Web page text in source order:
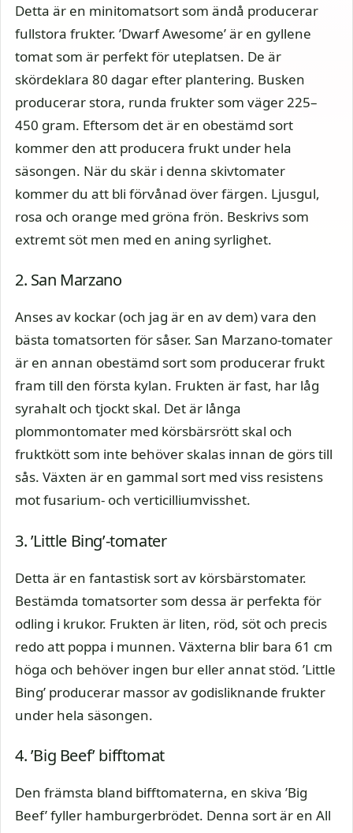
Detta är en minitomatsort som ändå producerar
fullstora frukter. ’Dwarf Awesome’ är en gyllene
tomat som är perfekt för uteplatsen. De är
skördeklara 80 dagar efter plantering. Busken
producerar stora, runda frukter som väger 225–
450 gram. Eftersom det är en obestämd sort
kommer den att producera frukt under hela
säsongen. När du skär i denna skivtomater
kommer du att bli förvånad över färgen. Ljusgul,
rosa och orange med gröna frön. Beskrivs som
extremt söt men med en aning syrlighet.
2. San Marzano
Anses av kockar (och jag är en av dem) vara den
bästa tomatsorten för såser. San Marzano-tomater
är en annan obestämd sort som producerar frukt
fram till den första kylan. Frukten är fast, har låg
syrahalt och tjockt skal. Det är långa
plommontomater med körsbärsrött skal och
fruktkött som inte behöver skalas innan de görs till
sås. Växten är en gammal sort med viss resistens
mot fusarium- och verticilliumvisshet.
3. ’Little Bing’-tomater
Detta är en fantastisk sort av körsbärstomater.
Bestämda tomatsorter som dessa är perfekta för
odling i krukor. Frukten är liten, röd, söt och precis
redo att poppa i munnen. Växterna blir bara 61 cm
höga och behöver ingen bur eller annat stöd. ’Little
Bing’ producerar massor av godisliknande frukter
under hela säsongen.
4. ’Big Beef’ bifftomat
Den främsta bland bifftomaterna, en skiva ’Big
Beef’ fyller hamburgerbrödet. Denna sort är en All